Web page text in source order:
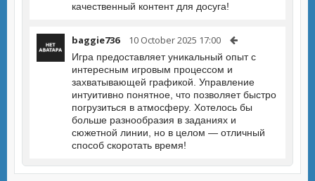
качественный контент для досуга!
baggie736 10 October 2025 17:00
Игра предоставляет уникальный опыт с
интересным игровым процессом и
захватывающей графикой. Управление
интуитивно понятное, что позволяет быстро
погрузиться в атмосферу. Хотелось бы
больше разнообразия в заданиях и
сюжетной линии, но в целом — отличный
способ скоротать время!